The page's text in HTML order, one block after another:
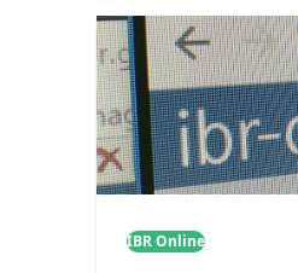
IBR Online